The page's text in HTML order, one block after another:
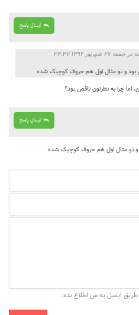
ارسال پاسخ
و تو مثال اول هم حروف کوچیک شده
اما چرا به نظرتون ناقص بود؟
ارسال پاسخ
تو مثال اول هم حروف کوچیک شده
ایمیل به من اطلاع بده.